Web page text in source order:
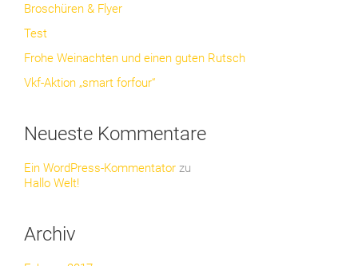
Broschüren & Flyer
Test
Frohe Weinachten und einen guten Rutsch
Vkf-Aktion „smart forfour“
Neueste Kommentare
Ein WordPress-Kommentator zu
Hallo Welt!
Archiv